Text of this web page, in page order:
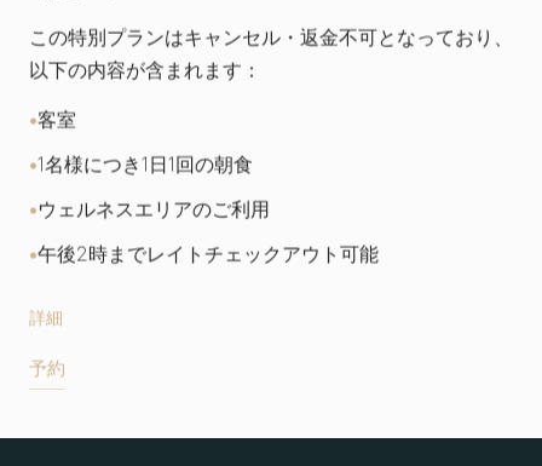
この特別プランはキャンセル・返金不可となっており、
以下の内容が含まれます：
客室
1名様につき1日1回の朝食
ウェルネスエリアのご利用
午後2時までレイトチェックアウト可能
詳細
予約